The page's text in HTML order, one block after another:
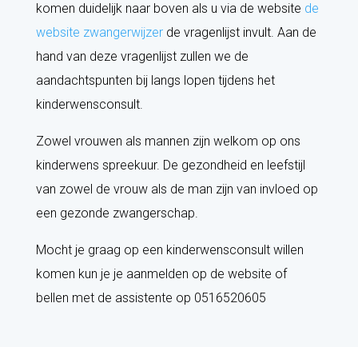
komen duidelijk naar boven als u via de website de
website zwangerwijzerde vragenlijst invult. Aan de
hand van deze vragenlijst zullen we de
aandachtspunten bij langs lopen tijdens het
kinderwensconsult.
Zowel vrouwen als mannen zijn welkom op ons
kinderwens spreekuur. De gezondheid en leefstijl
van zowel de vrouw als de man zijn van invloed op
een gezonde zwangerschap.
Mocht je graag op een kinderwensconsult willen
komen kun je je aanmelden op de website of
bellen met de assistente op 0516520605